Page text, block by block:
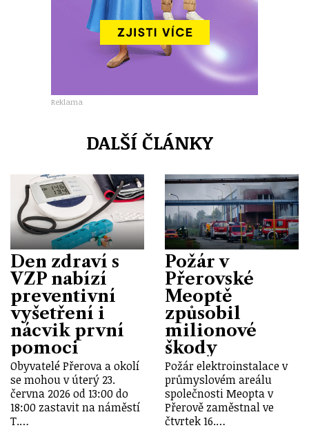
Reklama
DALŠÍ ČLÁNKY
Den zdraví s
VZP nabízí
preventivní
vyšetření i
nácvik první
pomoci
Obyvatelé Přerova a okolí
se mohou v úterý 23.
června 2026 od 13:00 do
18:00 zastavit na náměstí
T.…
Požár v
Přerovské
Meoptě
způsobil
milionové
škody
Požár elektroinstalace v
průmyslovém areálu
společnosti Meopta v
Přerově zaměstnal ve
čtvrtek 16.…